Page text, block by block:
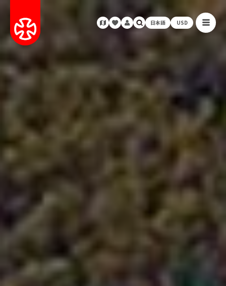
日本語 USD